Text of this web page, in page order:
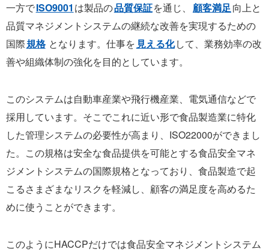
一方でISO9001 は製品の品質保証を通じ、 顧客満足向上と
品質マネジメントシステムの継続な改善を実現するための
国際規格 となります。仕事を 見える化して、業務効率の改
善や組織体制の強化を目的としています。
このシステムは自動車産業や飛行機産業、電気通信などで
採用しています。そこでこれに近い形で食品製造業に特化
した管理システムの必要性が高まり、ISO22000ができまし
た。この規格は安全な食品提供を可能とする食品安全マネ
ジメントシステムの国際規格となっており、食品製造で起
こるさまざまなリスクを軽減し、顧客の満足度を高めるた
めに使うことができます。
このようにHACCPだけでは食品安全マネジメントシステム